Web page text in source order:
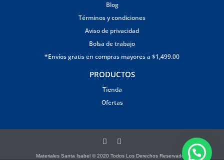
Blog
Términos y condiciones
Aviso de privacidad
Bolsa de trabajo
*Envíos gratis en compras mayores a $1,499.00
PRODUCTOS
Tienda
Ofertas
Materiales Santa Isabel © 2020 Todos Los Derechos Reservados.